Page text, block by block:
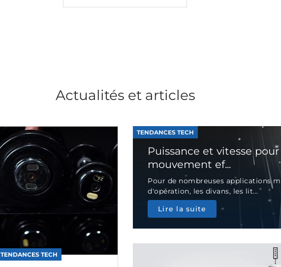
Actualités et articles
TENDANCES TECH
TENDANCES TECH
Puissance et vitesse
mouvement ef...
Pour de nombreuses applications
d'opération, les divans, les lit...
Lire la suite